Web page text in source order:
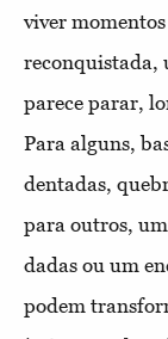
viver
reconquistada,
parece parar,
Para alguns,
dentadas,
para outros,
dadas ou um
podem